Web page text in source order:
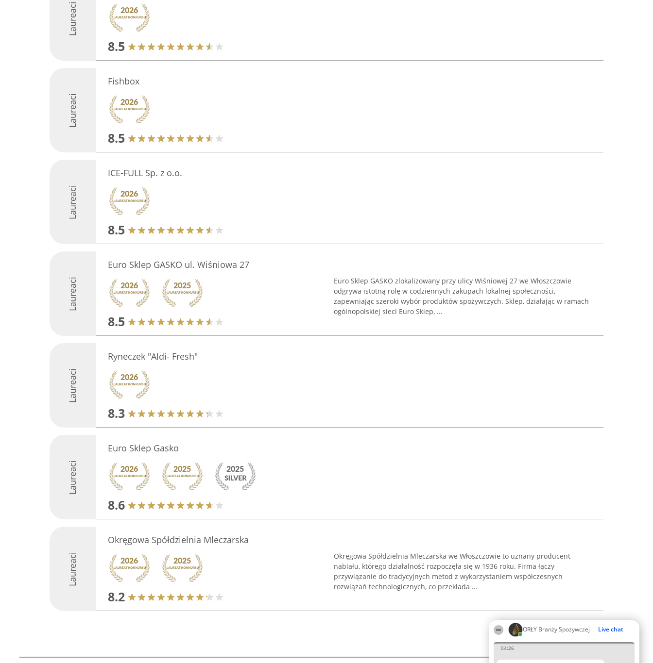
ORŁY Branży Spożywczej Live chat
04:26
Laureaci
8.5
Laureaci
Fishbox
8.5
Laureaci
ICE-FULL Sp. z o.o.
8.5
Laureaci
Euro Sklep GASKO ul. Wiśniowa 27
8.5
Euro Sklep GASKO zlokalizowany przy ulicy Wiśniowej 27 we Włoszczowie
odgrywa istotną rolę w codziennych zakupach lokalnej społeczności,
zapewniając szeroki wybór produktów spożywczych. Sklep, działając w ramach
ogólnopolskiej sieci Euro Sklep, ...
Laureaci
Ryneczek "Aldi- Fresh"
8.3
Laureaci
Euro Sklep Gasko
8.6
Laureaci
Okręgowa Spółdzielnia Mleczarska
8.2
Okręgowa Spółdzielnia Mleczarska we Włoszczowie to uznany producent
nabiału, którego działalność rozpoczęła się w 1936 roku. Firma łączy
przywiązanie do tradycyjnych metod z wykorzystaniem współczesnych
rozwiązań technologicznych, co przekłada ...